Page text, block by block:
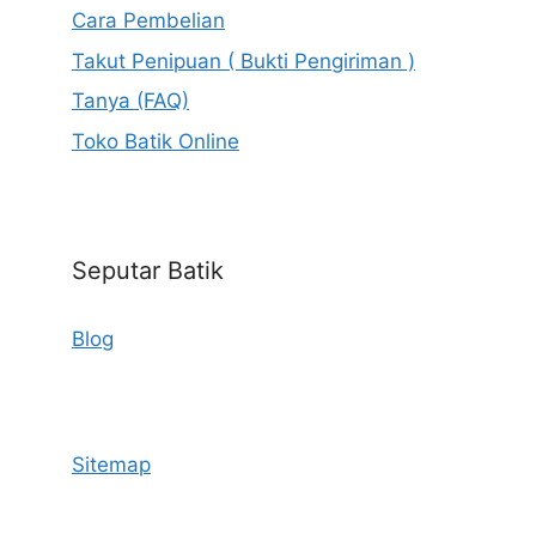
Cara Pembelian
Takut Penipuan ( Bukti Pengiriman )
Tanya (FAQ)
Toko Batik Online
Seputar Batik
Blog
Sitemap